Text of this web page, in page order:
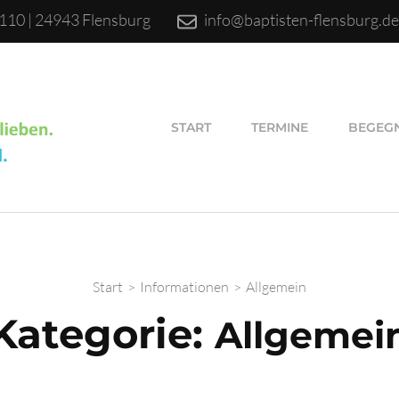
| 24943 Flensburg info@baptisten-flensburg.de
START TERMINE
Start > Informationen > Allgemein